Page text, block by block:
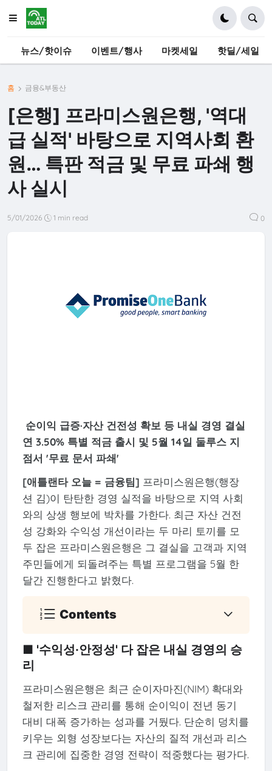
뉴스/핫이슈 이벤트/행사 마켓세일 핫딜/세일
홈 금융&부동산
[은행] 프라미스원은행, '역대
급 실적' 바탕으로 지역사회 환
원… 특판 적금 및 무료 파쇄 행
사 실시
5/01/2026 1 min read 0
순이익 급증·자산 건전성 확보 등 내실 경영 결실
연 3.50% 특별 적금 출시 및 5월 14일 둘루스 지
점서 '무료 문서 파쇄'
[애틀랜타 오늘 = 금융팀] 프라미스원은행(행장
션 김)이 탄탄한 경영 실적을 바탕으로 지역 사회
와의 상생 행보에 박차를 가한다. 최근 자산 건전
성 강화와 수익성 개선이라는 두 마리 토끼를 모
두 잡은 프라미스원은행은 그 결실을 고객과 지역
주민들에게 되돌려주는 특별 프로그램을 5월 한
달간 진행한다고 밝혔다.
Contents
■ '수익성·안정성' 다 잡은 내실 경영의 승
리
프라미스원은행은 최근 순이자마진(NIM) 확대와
철저한 리스크 관리를 통해 순이익이 전년 동기
대비 대폭 증가하는 성과를 거뒀다. 단순히 덩치를
키우는 외형 성장보다는 자산의 질적 개선과 리스
크 관리에 집중한 경영 전략이 적중했다는 평가다.